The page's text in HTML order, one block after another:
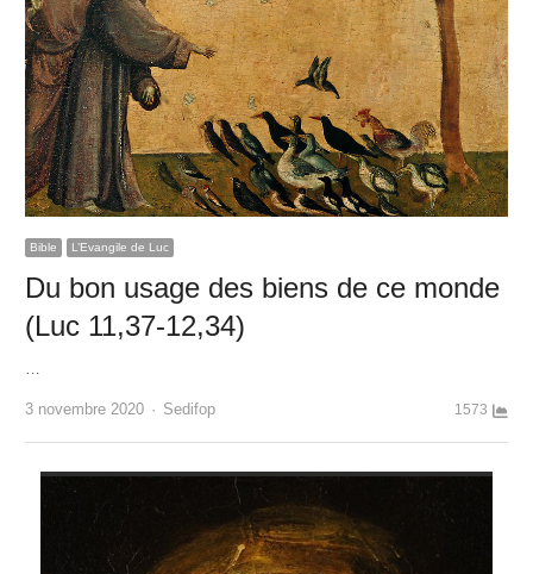
Bible L’Evangile de Luc
Du bon usage des biens de ce monde
(Luc 11,37-12,34)
…
3 novembre 2020 Author
Sedifop 1573